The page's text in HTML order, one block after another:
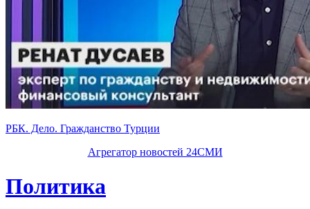
РБК. Дело. Гражданство Турции
Агрегатор новостей 24СМИ
Политика